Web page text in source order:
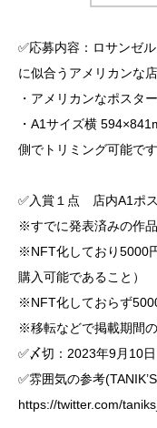
✅応募内容：ロサンゼ
に似合うアメリカンな
・アメリカンなポスタ
・A1サイズ横
側でトリミング可能です
✅入賞１点 店内A1ポス
※すでに発表済みの作
※NFT化しており5000
購入可能であること）
※NFT化しておらず
※移転などで掲載期間
✅〆切：2023年9月10日
✅雰囲気の参考
https://twitter.com/